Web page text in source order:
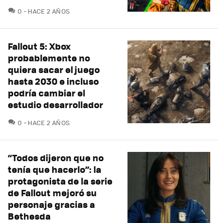
0 COMENTARIOS
HACE 2 AÑOS
Fallout 5: Xbox
probablemente no
quiera sacar el juego
hasta 2030 e incluso
podría cambiar el
estudio desarrollador
0 COMENTARIOS
HACE 2 AÑOS
“Todos dijeron que no
tenía que hacerlo”: la
protagonista de la serie
de Fallout mejoró su
personaje gracias a
Bethesda